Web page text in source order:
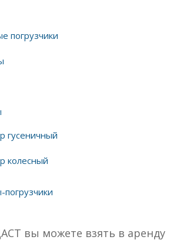
погрузчики
гусеничный
колесный
погрузчики
вы можете взять в аренду